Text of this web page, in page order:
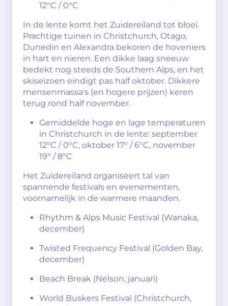
12°C / 0°C
In de lente komt het Zuidereiland tot bloei.
Prachtige tuinen in Christchurch, Otago,
Dunedin en Alexandra bekoren de hoveniers
in hart en nieren. Een dikke laag sneeuw
bedekt nog steeds de Southern Alps, en het
skiseizoen eindigt pas half oktober. Dikkere
mensenmassa's (en hogere prijzen) keren
terug rond half november.
Gemiddelde hoge en lage temperaturen
in Christchurch in de lente: september
12°C / 0°C, oktober 17° / 6°C, november
19° / 8°C
Het Zuidereiland organiseert tal van
spannende festivals en evenementen,
voornamelijk in de warmere maanden.
Rhythm & Alps Music Festival (Wanaka,
december)
Twisted Frequency Festival (Golden Bay,
december)
Beach Break (Nelson, januari)
World Buskers Festival (Christchurch,